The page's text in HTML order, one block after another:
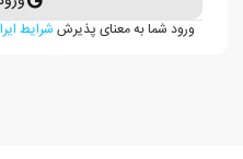
ورود شما به معنای پذیرششرایط